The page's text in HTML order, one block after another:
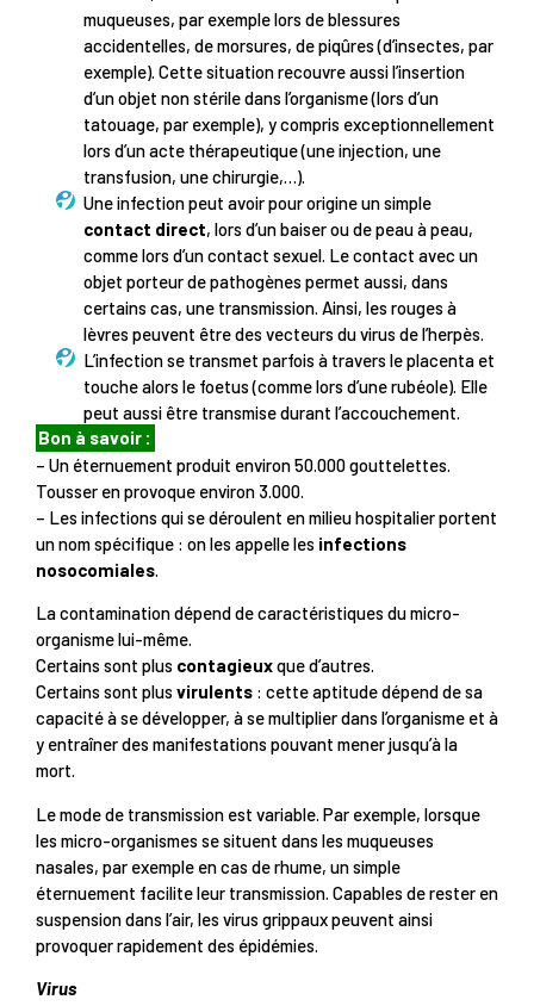
muqueuses, par exemple lors de blessures
accidentelles, de morsures, de piqûres (d’insectes, par
exemple). Cette situation recouvre aussi l’insertion
d’un objet non stérile dans l’organisme (lors d’un
tatouage, par exemple), y compris exceptionnellement
lors d’un acte thérapeutique (une injection, une
transfusion, une chirurgie,…).
Une infection peut avoir pour origine un simple
contact direct, lors d’un baiser ou de peau à peau,
comme lors d’un contact sexuel. Le contact avec un
objet porteur de pathogènes permet aussi, dans
certains cas, une transmission. Ainsi, les rouges à
lèvres peuvent être des vecteurs du virus de l’herpès.
L’infection se transmet parfois à travers le placenta et
touche alors le foetus (comme lors d’une rubéole). Elle
peut aussi être transmise durant l’accouchement.
Bon à savoir :
– Un éternuement produit environ 50.000 gouttelettes.
Tousser en provoque environ 3.000.
– Les infections qui se déroulent en milieu hospitalier portent
un nom spécifique : on les appelle les infections
nosocomiales.
La contamination dépend de caractéristiques du micro-
organisme lui-même.
Certains sont plus contagieuxque d’autres.
Certains sont plus virulents : cette aptitude dépend de sa
capacité à se développer, à se multiplier dans l’organisme et à
y entraîner des manifestations pouvant mener jusqu’à la
mort.
Le mode de transmission est variable. Par exemple, lorsque
les micro-organismes se situent dans les muqueuses
nasales, par exemple en cas de rhume, un simple
éternuement facilite leur transmission. Capables de rester en
suspension dans l’air, les virus grippaux peuvent ainsi
provoquer rapidement des épidémies.
Virus